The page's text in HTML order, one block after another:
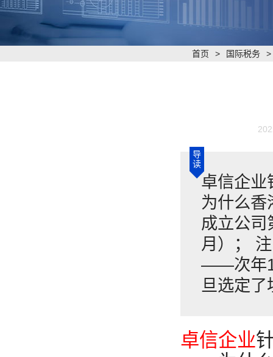
首页 > 国际税务 >
导
读
卓信企业
为什么香
成立公司
月）；
——次年1
旦选定
卓信企业